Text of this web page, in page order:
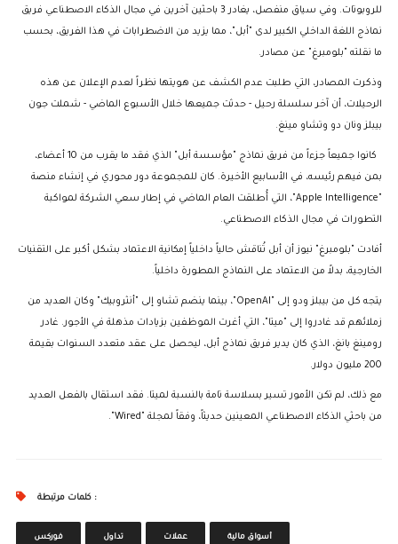
للروبوتات. وفي سياق منفصل، يغادر 3 باحثين آخرين في مجال الذكاء الاصطناعي فريق
نماذج اللغة الداخلي الكبير لدى "أبل"، مما يزيد من الاضطرابات في هذا الفريق، بحسب
ما نقلته "بلومبرغ" عن مصادر.
وذكرت المصادر، التي طلبت عدم الكشف عن هويتها نظراً لعدم الإعلان عن هذه
الرحيلات، أن آخر سلسلة رحيل - حدثت جميعها خلال الأسبوع الماضي - شملت جون
بيبلز ونان دو وتشاو مينغ.
كانوا جميعاً جزءاً من فريق نماذج "مؤسسة أبل" الذي فقد ما يقرب من 10 أعضاء،
بمن فيهم رئيسه، في الأسابيع الأخيرة. كان للمجموعة دور محوري في إنشاء منصة
"Apple Intelligence"، التي أُطلقت العام الماضي في إطار سعي الشركة لمواكبة
التطورات في مجال الذكاء الاصطناعي.
أفادت "بلومبرغ" نيوز أن أبل تُناقش حالياً داخلياً إمكانية الاعتماد بشكل أكبر على التقنيات
الخارجية، بدلاً من الاعتماد على النماذج المطورة داخلياً.
يتجه كل من بيبلز ودو إلى "OpenAI"، بينما ينضم تشاو إلى "أنثروبيك" وكان العديد من
زملائهم قد غادروا إلى "ميتا"، التي أغرت الموظفين بزيادات مذهلة في الأجور. غادر
رومينغ بانغ، الذي كان يدير فريق نماذج أبل، ليحصل على عقد متعدد السنوات بقيمة
200 مليون دولار.
مع ذلك، لم تكن الأمور تسير بسلاسة تامة بالنسبة لميتا. فقد استقال بالفعل العديد
من باحثي الذكاء الاصطناعي المعينين حديثاً، وفقاً لمجلة "Wired".
كلمات مرتبطة :
فوركس تداول عملات أسواق مالية